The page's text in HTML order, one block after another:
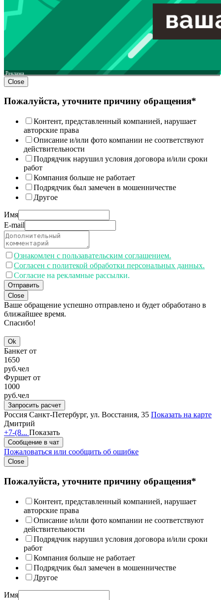
Реклама
Close
Пожалуйста, уточните причину обращения*
Контент, представленный компанией, нарушает
авторские права
Описание и/или фото компании не соответствуют
действительности
Подрядчик нарушил условия договора и/или сроки
работ
Компания больше не работает
Подрядчик был замечен в мошенничестве
Другое
Имя
E-mail
Ознакомлен с пользавательским соглашением.
Согласен с политекой обработки персональных данных.
Согласие на рекламные рассылки.
Отправить
Close
Ваше обращение успешно отправлено и будет обработано в
ближайшее время.
Спасибо!
Ok
Банкет от
1650
руб.чел
Фуршет от
1000
руб.чел
Запросить расчет
Россия Санкт-Петербург, ул. Восстания, 35 Показать на карте
Дмитрий
+7-(8... Показать
Сообщение в чат
Пожаловаться или сообщить об ошибке
Close
Пожалуйста, уточните причину обращения*
Контент, представленный компанией, нарушает
авторские права
Описание и/или фото компании не соответствуют
действительности
Подрядчик нарушил условия договора и/или сроки
работ
Компания больше не работает
Подрядчик был замечен в мошенничестве
Другое
Имя